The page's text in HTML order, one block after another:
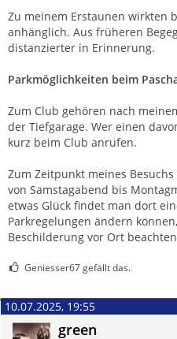
Zu meinem Erstaunen wirkten
anhänglich. Aus früheren
distanzierter in Erinnerung.
Parkmöglichkeiten beim
Zum Club gehören nach
der Tiefgarage. Wer einen
kurz beim Club anrufen.
Zum Zeitpunkt meines
von Samstagabend bis
etwas Glück findet man dort
Parkregelungen ändern
Beschilderung vor Ort
Geniesser67 gefällt das.
10.07.2025, 19:55
green